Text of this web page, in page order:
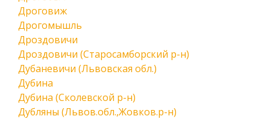
Дроговиж
Дрогомышль
Дроздовичи
Дроздовичи (Старосамборский р-н)
Дубаневичи (Львовская обл.)
Дубина
Дубина (Сколевской р-н)
Дубляны (Львов.обл.,Жовков.р-н)